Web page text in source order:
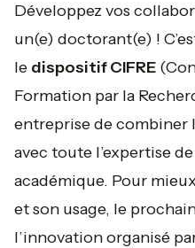
Développez vos
un(e) doctorant(e) !
le dispositif CIFRE
Formation par la
entreprise de combiner
avec toute l’expertise
académique. Pour
et son usage, le
l’innovation organisé